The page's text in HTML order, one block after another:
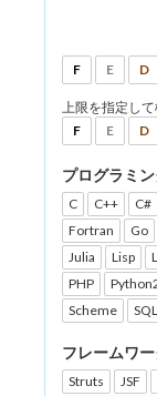
F E D
上限を指定し
F
E D
プログラミ
C C++ C#
Fortran
Go
Julia
Lisp
PHP
Scheme
SQL
フレームワー
Struts JSF